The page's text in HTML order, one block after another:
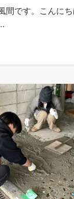
間です。こんに